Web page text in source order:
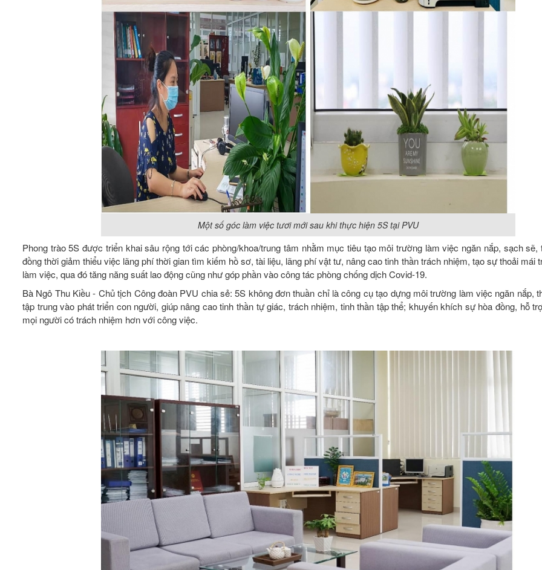
Một số góc làm việc tươi mới sau khi thực hiện 5S tại PVU
Phong trào 5S được triển khai sâu rộng tới các phòng/khoa/trung tâm nhằm mục tiêu tạo môi trường làm việc ngăn nắp, sạch sẽ,
đồng thời giảm thiểu việc lãng phí thời gian tìm kiếm hồ sơ, tài liệu, lãng phí vật tư, nâng cao tinh thần trách nhiệm, tạo sự thoải mái
làm việc, qua đó tăng năng suất lao động cũng như góp phần vào công tác phòng chống dịch Covid-19.
Bà Ngô Thu Kiều - Chủ tịch Công đoàn PVU chia sẻ: 5S không đơn thuần chỉ là công cụ tạo dựng môi trường làm việc ngăn nắp,
tập trung vào phát triển con người, giúp nâng cao tinh thần tự giác, trách nhiệm, tinh thần tập thể; khuyến khích sự hòa đồng, hỗ
mọi người có trách nhiệm hơn với công việc.